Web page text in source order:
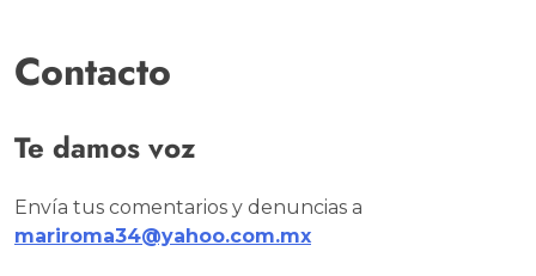
Contacto
Te damos voz
Envía tus comentarios y denuncias a
mariroma34@yahoo.com.mx